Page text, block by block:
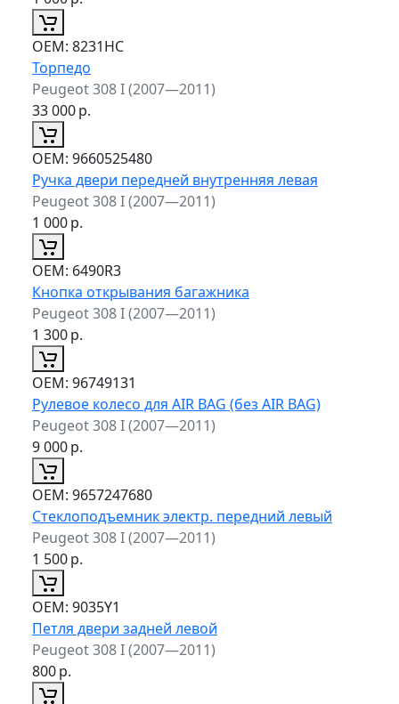
ОЕМ: 8231HC
Торпедо
Peugeot 308 I (2007—2011)
33 000р.
ОЕМ: 9660525480
Ручка двери передней внутренняя левая
Peugeot 308 I (2007—2011)
1 000р.
ОЕМ: 6490R3
Кнопка открывания багажника
Peugeot 308 I (2007—2011)
1 300р.
ОЕМ: 96749131
Рулевое колесо для AIR BAG (без AIR BAG)
Peugeot 308 I (2007—2011)
9 000р.
ОЕМ: 9657247680
Стеклоподъемник электр. передний левый
Peugeot 308 I (2007—2011)
1 500р.
ОЕМ: 9035Y1
Петля двери задней левой
Peugeot 308 I (2007—2011)
800р.